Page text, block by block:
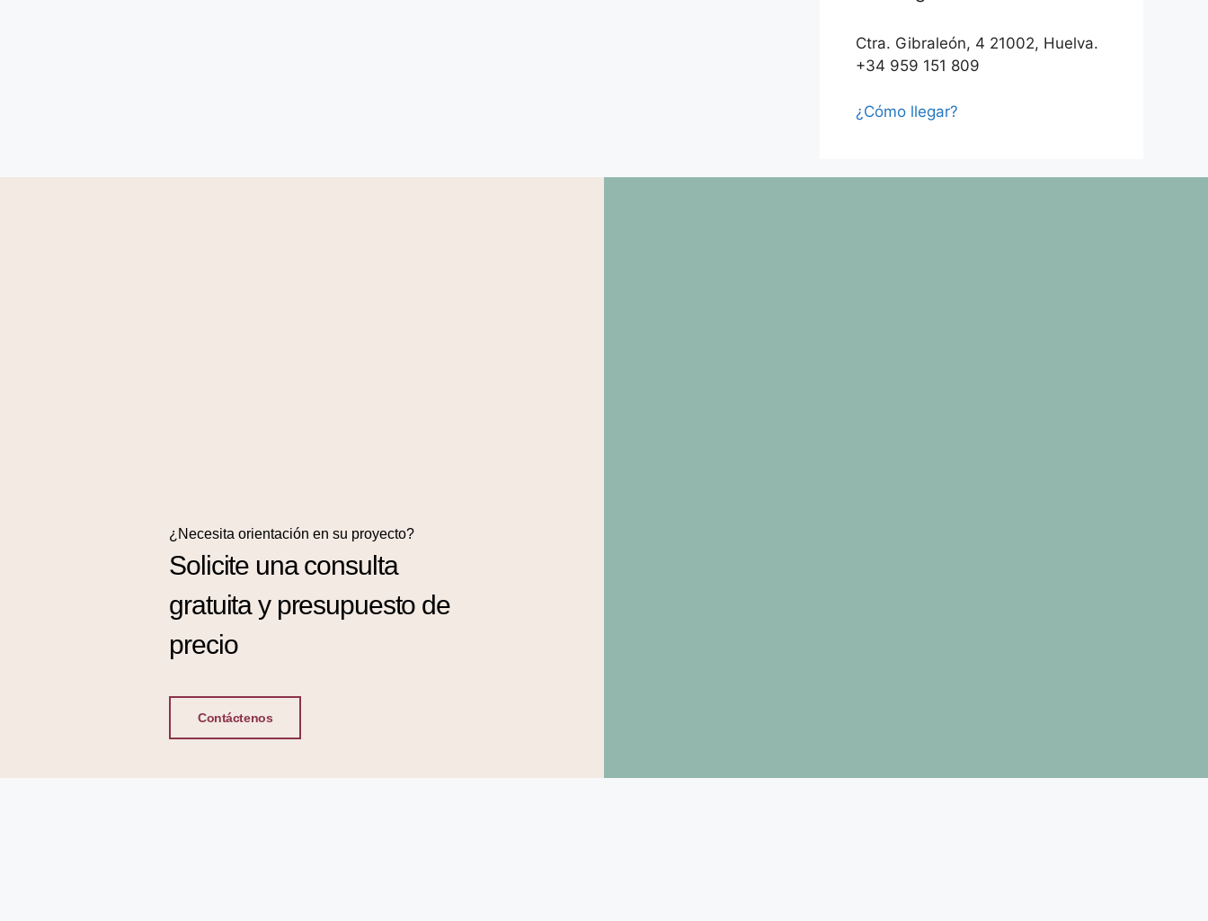
Ctra. Gibraleón, 4 21002, Huelva.
+34 959 151 809
¿Cómo llegar?
¿Necesita orientación en su proyecto?
Solicite una consulta
gratuita y presupuesto de
precio
Contáctenos